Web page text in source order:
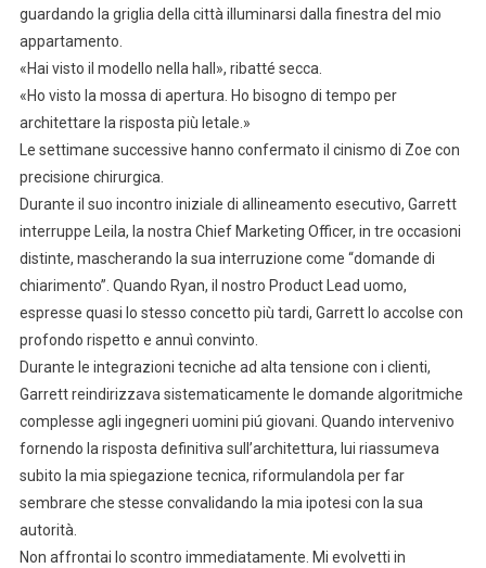
guardando la griglia della città illuminarsi dalla finestra del mio
appartamento.
«Hai visto il modello nella hall», ribatté secca.
«Ho visto la mossa di apertura. Ho bisogno di tempo per
architettare la risposta più letale.»
Le settimane successive hanno confermato il cinismo di Zoe con
precisione chirurgica.
Durante il suo incontro iniziale di allineamento esecutivo, Garrett
interruppe Leila, la nostra Chief Marketing Officer, in tre occasioni
distinte, mascherando la sua interruzione come “domande di
chiarimento”. Quando Ryan, il nostro Product Lead uomo,
espresse quasi lo stesso concetto più tardi, Garrett lo accolse con
profondo rispetto e annuì convinto.
Durante le integrazioni tecniche ad alta tensione con i clienti,
Garrett reindirizzava sistematicamente le domande algoritmiche
complesse agli ingegneri uomini piú giovani. Quando intervenivo
fornendo la risposta definitiva sull’architettura, lui riassumeva
subito la mia spiegazione tecnica, riformulandola per far
sembrare che stesse convalidando la mia ipotesi con la sua
autorità.
Non affrontai lo scontro immediatamente. Mi evolvetti in